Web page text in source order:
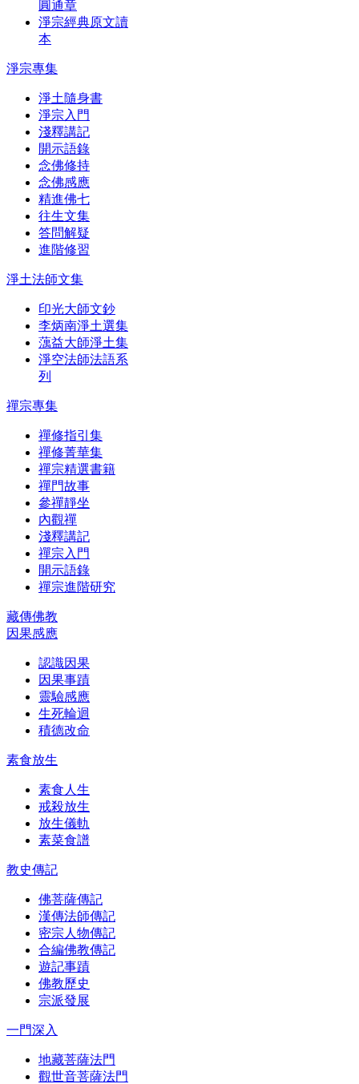
圓通章
淨宗經典原文讀
本
淨宗專集
淨土隨身書
淨宗入門
淺釋講記
開示語錄
念佛修持
念佛感應
精進佛七
往生文集
答問解疑
進階修習
淨土法師文集
印光大師文鈔
李炳南淨土選集
蕅益大師淨土集
淨空法師法語系
列
禪宗專集
禪修指引集
禪修菁華集
禪宗精選書籍
禪門故事
參禪靜坐
內觀禪
淺釋講記
禪宗入門
開示語錄
禪宗進階研究
藏傳佛教
因果感應
認識因果
因果事蹟
靈驗感應
生死輪迴
積德改命
素食放生
素食人生
戒殺放生
放生儀軌
素菜食譜
教史傳記
佛菩薩傳記
漢傳法師傳記
密宗人物傳記
合編佛教傳記
遊記事蹟
佛教歷史
宗派發展
一門深入
地藏菩薩法門
觀世音菩薩法門